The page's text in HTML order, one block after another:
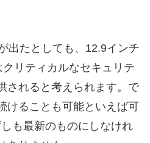
出たとしても、12.9インチ
リティカルなセキュリテ
されると考えられます。で
けることも可能といえば可
も最新のものにしなけれ